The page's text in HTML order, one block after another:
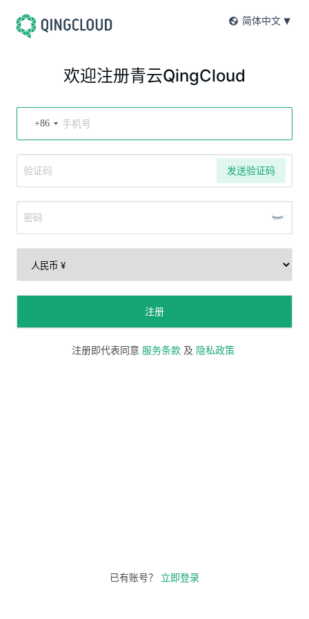
简体中文
欢迎注册青云QingCloud
+86
发送验证码
注册
注册即代表同意 服务条款 及 隐私政策
已有账号？ 立即登录